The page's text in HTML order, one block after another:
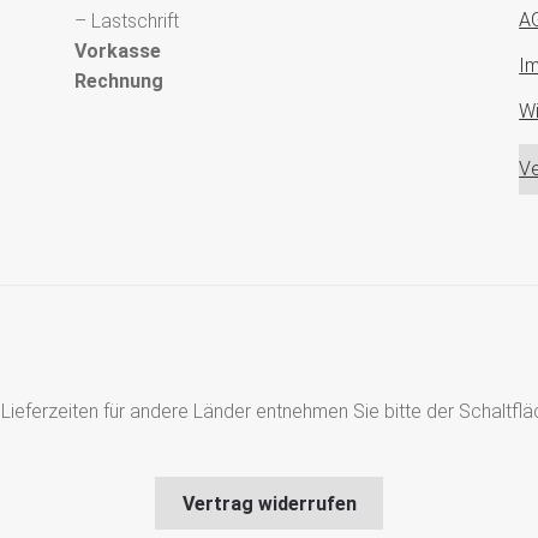
– Lastschrift
Vorkasse
Rechnung
für andere Länder entnehmen Sie bitte der
Vertrag widerrufen